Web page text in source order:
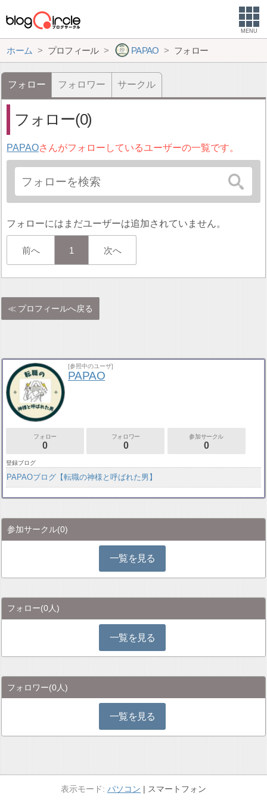
MENU
ホーム プロフィール PAPAO フォロー
フォロー フォロワー サークル
フォロー(0)
PAPAOさんがフォローしているユーザーの一覧です。
フォローにはまだユーザーは追加されていません。
前へ 1 次へ
プロフィールへ戻る
[参照中のユーザ]
PAPAO
フォロー
0
フォロワー
0
参加サークル
0
登録ブログ
PAPAOブログ【転職の神様と呼ばれた男】
参加サークル(0)
一覧を見る
フォロー(0人)
一覧を見る
フォロワー(0人)
一覧を見る
パソコン スマートフォン